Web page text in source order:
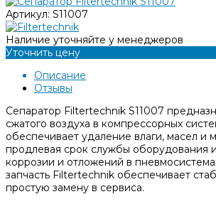
Артикул: S11007
Наличие уточняйте у менеджеров
Уточнить цену
Описание
Отзывы
Сепаратор Filtertechnik S11007
сжатого воздуха в компрессорных
обеспечивает удаление влаги, масел и
продлевая срок службы оборудования
коррозии и отложений в
запчасть Filtertechnik обеспечивает
простую замену в сервиса.